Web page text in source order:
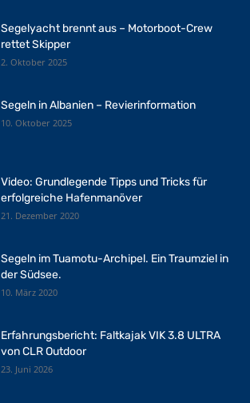
Segelyacht brennt aus – Motorboot-Crew
rettet Skipper
2. Oktober 2025
Segeln in Albanien – Revierinformation
10. Oktober 2025
Video: Grundlegende Tipps und Tricks für
erfolgreiche Hafenmanöver
21. Dezember 2020
Segeln im Tuamotu-Archipel. Ein Traumziel in
der Südsee.
10. März 2020
Erfahrungsbericht: Faltkajak VIK 3.8 ULTRA
von CLR Outdoor
23. Juni 2026